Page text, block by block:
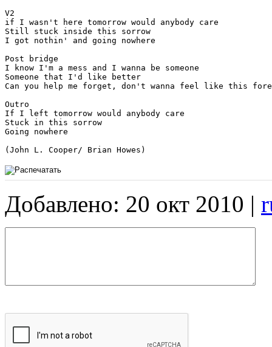
V2
if I wasn't here tomorrow would anybody care
Still stuck inside this sorrow
I got nothin' and going nowhere
Post bridge
I know I'm a mess and I wanna be someone
Someone that I'd like better
Can you help me forget, don't wanna feel like this
Outro
If I left tomorrow would anybody care
Stuck in this sorrow
Going nowhere
(John L. Cooper/ Brian Howes)
Добавлено: 20 окт 2010 |